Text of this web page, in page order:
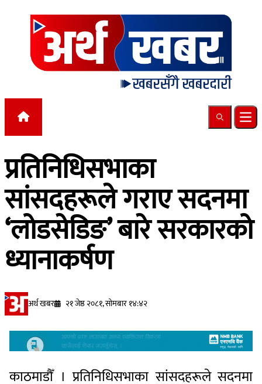
Skip to content
Search
प्रतिनिधिसभाका
सांसदहरूले गराए सदनमा
‘लोडसेडिङ’ बारे सरकारको
ध्यानाकर्षण
अर्थ खबर २१ जेष्ठ २०८१, सोमबार १४:४२
काठमाडौँ । प्रतिनिधिसभाका सांसदहरूले सदनमा